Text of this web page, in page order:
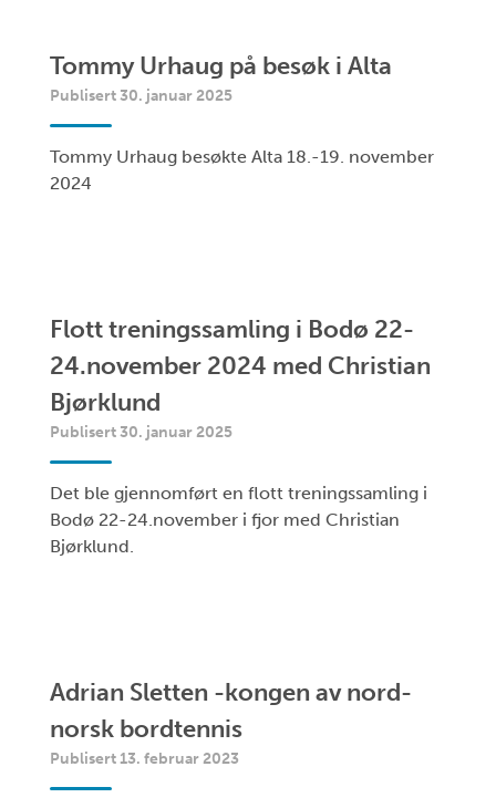
Tommy Urhaug på besøk i Alta
Publisert 30. januar 2025
Tommy Urhaug besøkte Alta 18.-19. november
2024
Flott treningssamling i Bodø 22-
24.november 2024 med Christian
Bjørklund
Publisert 30. januar 2025
Det ble gjennomført en flott treningssamling i
Bodø 22-24.november i fjor med Christian
Bjørklund.
Adrian Sletten -kongen av nord-
norsk bordtennis
Publisert 13. februar 2023